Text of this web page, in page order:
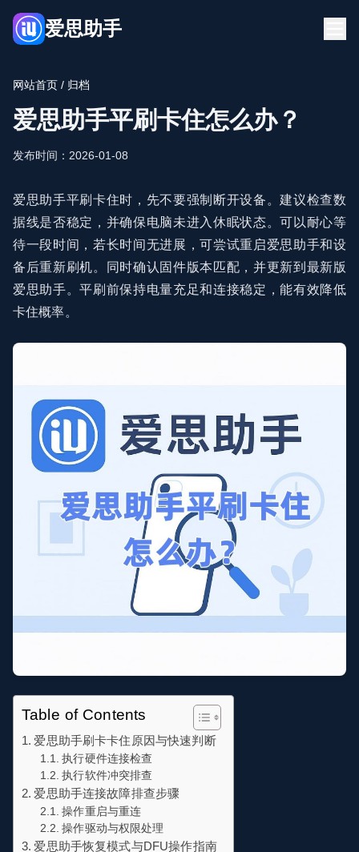
爱思助手
博客
常见问题
立即下载
网站首页 / 归档
爱思助手平刷卡住怎么办？
发布时间：2026-01-08
爱思助手平刷卡住时，先不要强制断开设备。建议检查数
据线是否稳定，并确保电脑未进入休眠状态。可以耐心等
待一段时间，若长时间无进展，可尝试重启爱思助手和设
备后重新刷机。同时确认固件版本匹配，并更新到最新版
爱思助手。平刷前保持电量充足和连接稳定，能有效降低
卡住概率。
Table of Contents
爱思助手刷卡卡住原因与快速判断
执行硬件连接检查
执行软件冲突排查
爱思助手连接故障排查步骤
操作重启与重连
操作驱动与权限处理
爱思助手恢复模式与DFU操作指南